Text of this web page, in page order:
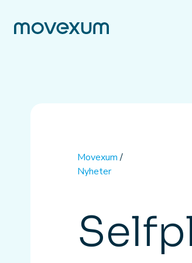
Movexum/
Nyheter